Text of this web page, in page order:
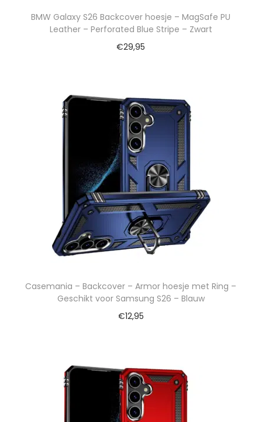
BMW Galaxy S26 Backcover hoesje – MagSafe PU
Leather – Perforated Blue Stripe – Zwart
€29,95
Casemania – Backcover – Armor hoesje met Ring –
Geschikt voor Samsung S26 – Blauw
€12,95